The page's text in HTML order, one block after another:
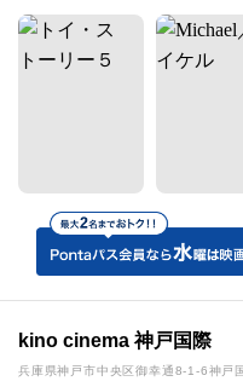
kino cinema 神戸国際
兵庫県神戸市中央区御幸通8-1-6神戸